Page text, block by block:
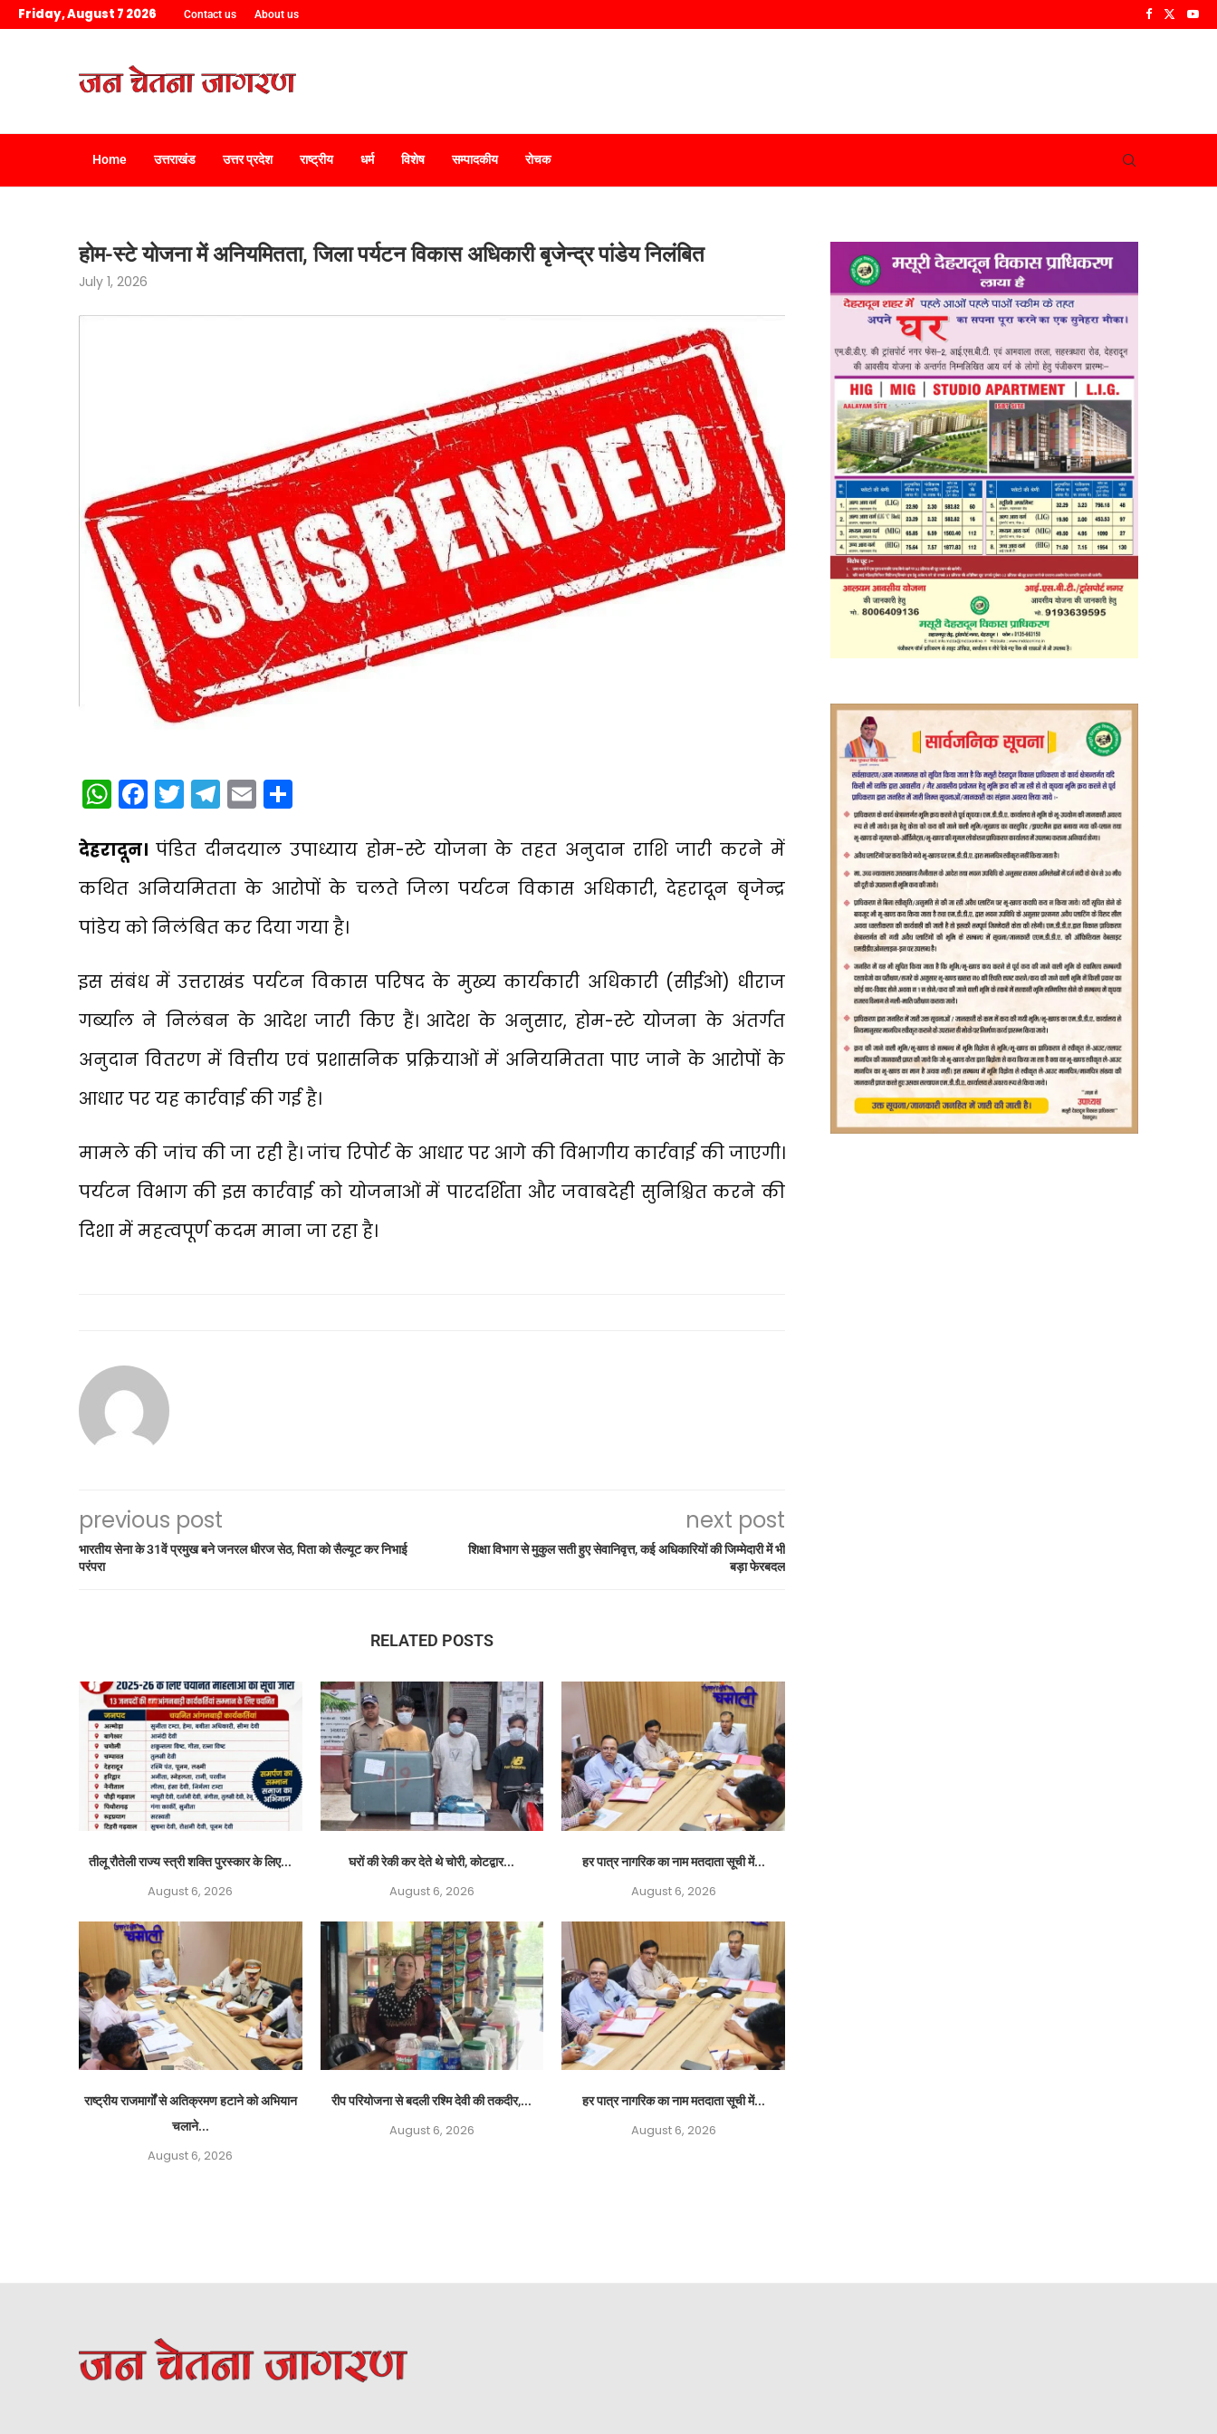
Friday, August 7 2026 Contact us About us
Home उत्तराखंड उत्तर प्रदेश राष्ट्रीय धर्म विशेष सम्पादकीय रोचक
होम-स्टे योजना में अनियमितता, जिला पर्यटन विकास अधिकारी बृजेन्द्र पांडेय निलंबित
July 1, 2026
WhatsApp
Facebook
Twitter
Telegram
Email
देहरादून। पंडित दीनदयाल उपाध्याय होम-स्टे योजना के तहत अनुदान राशि जारी करने में
कथित अनियमितता के आरोपों के चलते जिला पर्यटन विकास अधिकारी, देहरादून बृजेन्द्र
पांडेय को निलंबित कर दिया गया है।
इस संबंध में उत्तराखंड पर्यटन विकास परिषद के मुख्य कार्यकारी अधिकारी (सीईओ) धीराज
गर्ब्याल ने निलंबन के आदेश जारी किए हैं। आदेश के अनुसार, होम-स्टे योजना के अंतर्गत
अनुदान वितरण में वित्तीय एवं प्रशासनिक प्रक्रियाओं में अनियमितता पाए जाने के आरोपों के
आधार पर यह कार्रवाई की गई है।
मामले की जांच की जा रही है। जांच रिपोर्ट के आधार पर आगे की विभागीय कार्रवाई की जाएगी।
पर्यटन विभाग की इस कार्रवाई को योजनाओं में पारदर्शिता और जवाबदेही सुनिश्चित करने की
दिशा में महत्वपूर्ण कदम माना जा रहा है।
previous post
भारतीय सेना के 31वें प्रमुख बने जनरल धीरज सेठ, पिता को सैल्यूट कर निभाई
परंपरा
next post
शिक्षा विभाग से मुकुल सती हुए सेवानिवृत्त, कई अधिकारियों की जिम्मेदारी में भी
बड़ा फेरबदल
RELATED POSTS
तीलू रौतेली राज्य स्त्री शक्ति पुरस्कार के लिए...
August 6, 2026
घरों की रेकी कर देते थे चोरी, कोटद्वार...
August 6, 2026
हर पात्र नागरिक का नाम मतदाता सूची में...
August 6, 2026
राष्ट्रीय राजमार्गों से अतिक्रमण हटाने को अभियान
चलाने...
August 6, 2026
रीप परियोजना से बदली रश्मि देवी की तकदीर,...
August 6, 2026
हर पात्र नागरिक का नाम मतदाता सूची में...
August 6, 2026